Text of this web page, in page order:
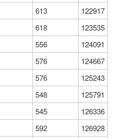
613
122917
618
123535
556
124091
576
124667
576
125243
548
125791
545
126336
592
126928